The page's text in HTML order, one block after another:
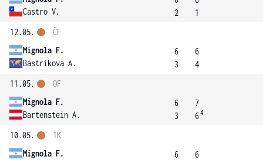
Castro V.
2
1
12.05.
Mignola F.
Bastrikova A.
ČF
6
3
6
4
11.05.
Mignola F.
Bartenstein A.
OF
6
3
7
64
10.05.
Mignola F.
1K
6
6